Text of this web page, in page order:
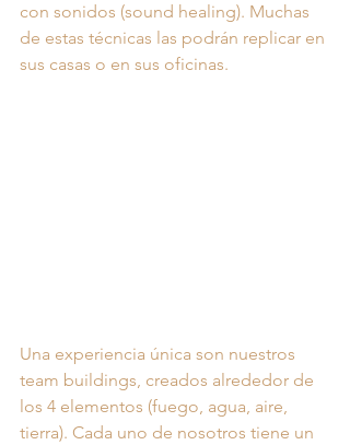
con sonidos (sound healing). Muchas
de estas técnicas las podrán replicar en
sus casas o en sus oficinas.
Una experiencia única son nuestros
team buildings, creados alrededor de
los 4 elementos (fuego, agua, aire,
tierra). Cada uno de nosotros tiene un